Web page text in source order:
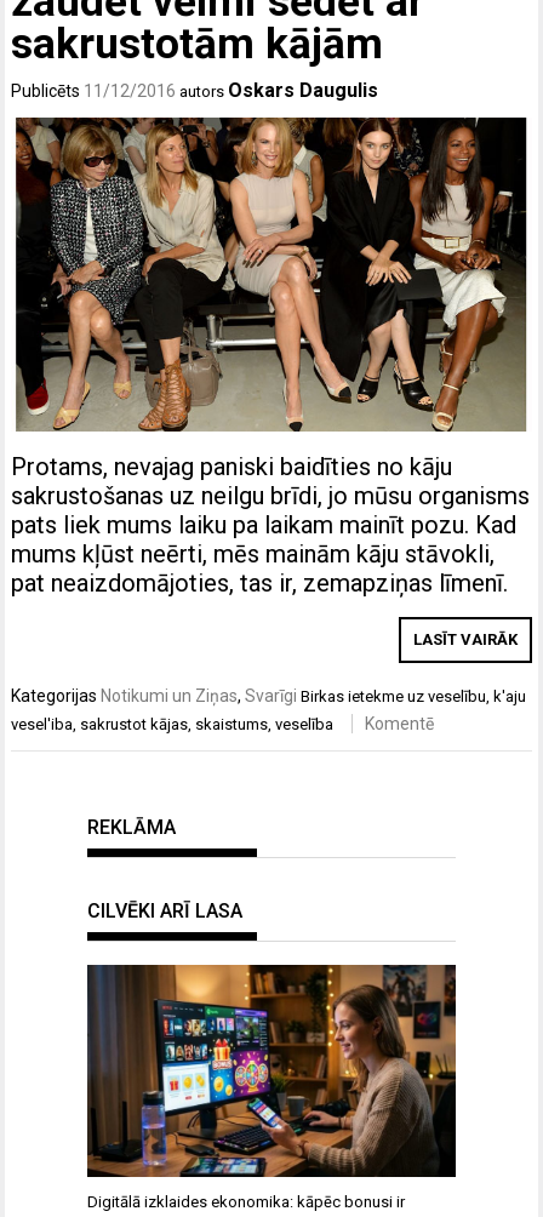
sakrustotām kājām
Publicēts 11/12/2016 autors Oskars Daugulis
Protams, nevajag paniski baidīties no kāju
sakrustošanas uz neilgu brīdi, jo mūsu organisms
pats liek mums laiku pa laikam mainīt pozu. Kad
mums kļūst neērti, mēs mainām kāju stāvokli,
pat neaizdomājoties, tas ir, zemapziņas līmenī.
LASĪT VAIRĀK
Kategorijas Notikumi un Ziņas,Svarīgi Birkasietekme uz veselību ,k'aju
vesel'iba sakrustot kājas skaistums ,veselība Komentē
REKLĀMA
CILVĒKI ARĪ LASA
Digitālā izklaides ekonomika: kāpēc bonusi ir